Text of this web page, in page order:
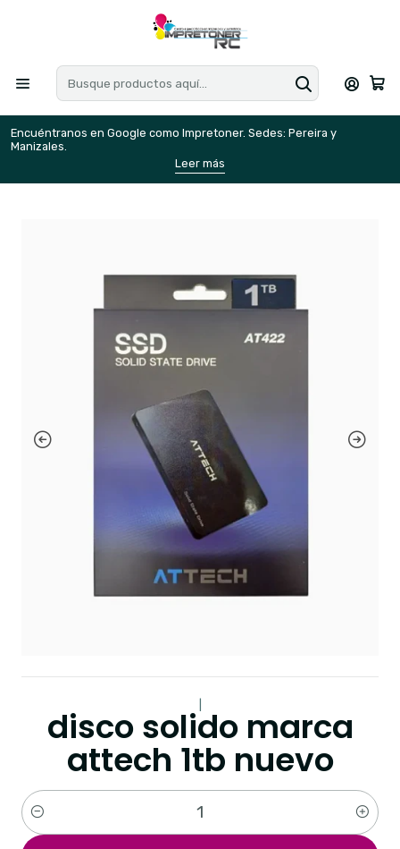
Encuéntranos en Google como Impretoner. Sedes: Pereira y
Manizales.
Leer más
|
disco solido marca
attech 1tb nuevo
Cantidad